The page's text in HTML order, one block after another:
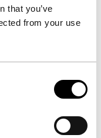
that you’ve
from your use